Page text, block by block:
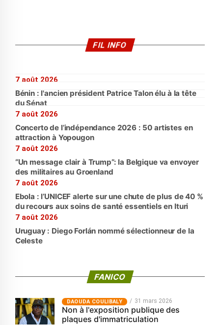
FIL INFO
7 août 2026
Bénin : l'ancien président Patrice Talon élu à la tête
du Sénat
7 août 2026
Concerto de l’indépendance 2026 : 50 artistes en
attraction à Yopougon
7 août 2026
“Un message clair à Trump”: la Belgique va envoyer
des militaires au Groenland
7 août 2026
Ebola : l’UNICEF alerte sur une chute de plus de 40 %
du recours aux soins de santé essentiels en Ituri
7 août 2026
Uruguay : Diego Forlán nommé sélectionneur de la
Celeste
FANICO
‎DAOUDA COULIBALY 31 mars 2026
Non à l'exposition publique des
plaques d'immatriculation